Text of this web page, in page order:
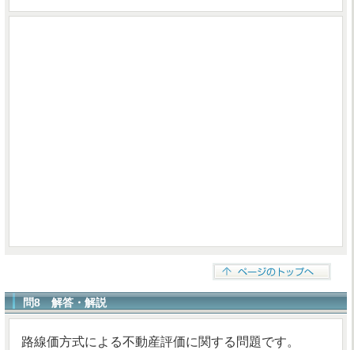
問8 解答・解説
路線価方式による不動産評価に関する問題です。